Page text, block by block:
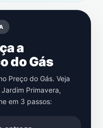
a
do Gás
Preço do Gás. Veja
Jardim Primavera,
em 3 passos: